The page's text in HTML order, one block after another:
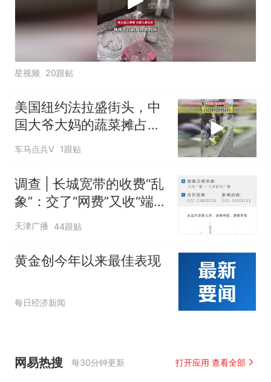
星视频 20跟贴
美国纽约法拉盛街头，中
国大爷大妈的蔬菜摊占领
了这里
车马点兵V 1跟贴
调查 | 长城宽带的收费“乱
象”：交了“网费”又收“端口
费”，退费没着落，使用期
可延长到2037年
天津广播 44跟贴
黄金创今年以来最佳表现
每日经济新闻
网易热搜 每30分钟更新 打开应用 查看全部